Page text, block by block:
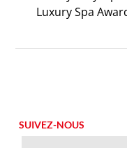
Luxury Spa
SUIVEZ-NOUS